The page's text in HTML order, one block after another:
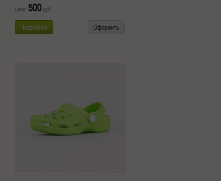
цена: 500 руб.
Подробнее Оформить